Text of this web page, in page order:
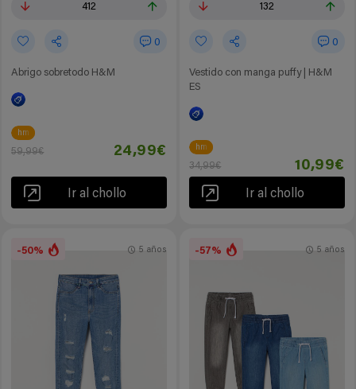
412
0
Abrigo sobretodo H&M
hm
59,99€ 24,99€
Ir al chollo
132
0
Vestido con manga puffy | H&M
ES
hm
34,99€ 10,99€
Ir al chollo
-50% 5 años -57% 5 años